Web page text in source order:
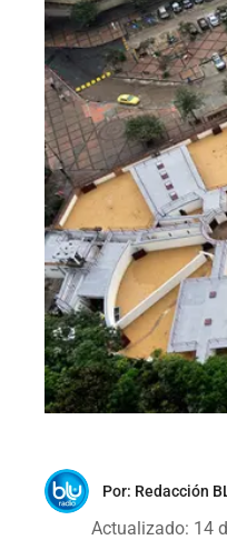
Por: Redacción
Actualizado: 14